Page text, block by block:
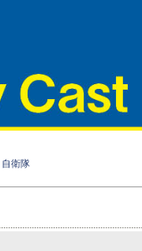
自衛隊